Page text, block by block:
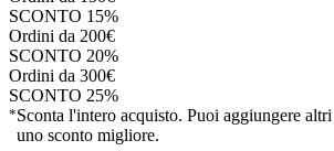
SCONTO 15%
Ordini da 200€
SCONTO 20%
Ordini da 300€
SCONTO 25%
*Sconta l'intero acquisto. Puoi aggiungere
uno sconto migliore.